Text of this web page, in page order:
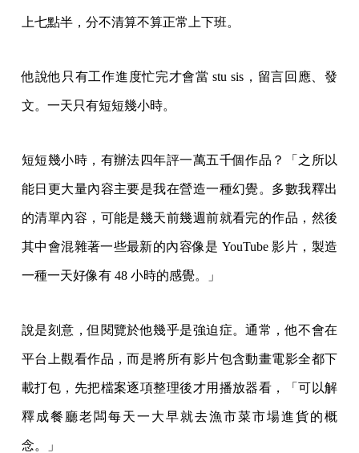
上七點半，分不清算不算正常上下班。
他說他只有工作進度忙完才會當 stu sis，留言回應、發
文。一天只有短短幾小時。
短短幾小時，有辦法四年評一萬五千個作品？「之所以
能日更大量內容主要是我在營造一種幻覺。多數我釋出
的清單內容，可能是幾天前幾週前就看完的作品，然後
其中會混雜著一些最新的內容像是 YouTube 影片，製造
一種一天好像有 48 小時的感覺。」
說是刻意，但閱覽於他幾乎是強迫症。通常，他不會在
平台上觀看作品，而是將所有影片包含動畫電影全都下
載打包，先把檔案逐項整理後才用播放器看，「可以解
釋成餐廳老闆每天一大早就去漁市菜市場進貨的概
念。」